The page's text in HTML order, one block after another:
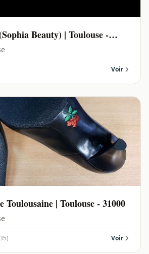
Beauty) | Toulouse -
Voir
| Toulouse - 31000
Voir